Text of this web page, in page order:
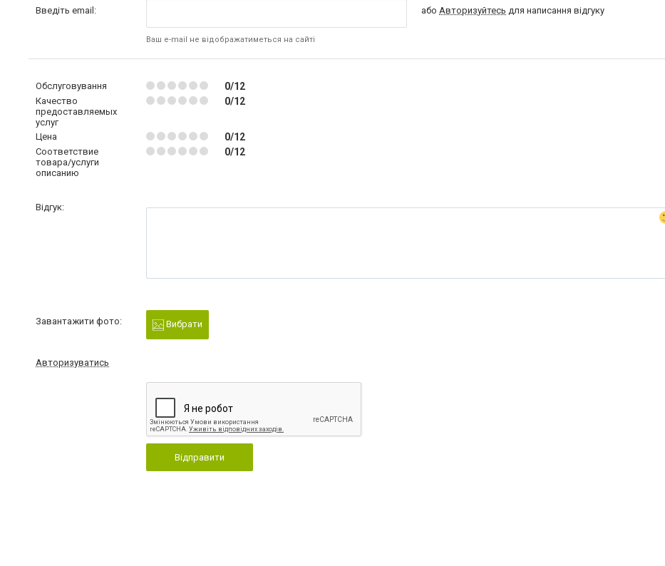
Введіть email:
Ваш e-mail не відображатиметься на сайті
абоАвторизуйтесь для написання відгуку
Обслуговування 0/12
Качество
предоставляемых
услуг
0/12
Цена 0/12
Соответствие
товара/услуги
описанию
0/12
Відгук:
Завантажити фото: Вибрати
Авторизуватись
Відправити